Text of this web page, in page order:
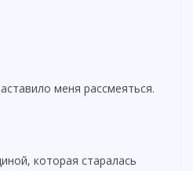
меня рассмеяться.
которая старалась